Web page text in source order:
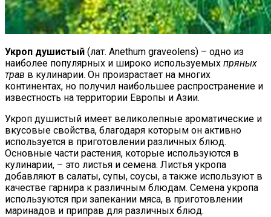
Укроп душистый (лат. Anethum graveolens) – одно из
наиболее популярных и широко используемых пряных
трав в кулинарии. Он произрастает на многих
континентах, но получил наибольшее распространение и
известность на территории Европы и Азии.
Укроп душистый имеет великолепные ароматические и
вкусовые свойства, благодаря которым он активно
используется в приготовлении различных блюд.
Основные части растения, которые используются в
кулинарии, – это листья и семена. Листья укропа
добавляют в салаты, супы, соусы, а также используют в
качестве гарнира к различным блюдам. Семена укропа
используются при запекании мяса, в приготовлении
маринадов и приправ для различных блюд.